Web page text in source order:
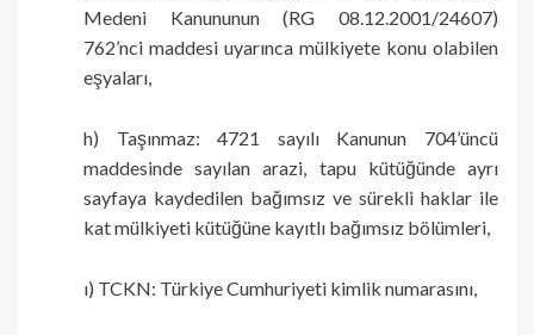
Medeni Kanununun (RG 08.12.2001/24607)
762’nci maddesi uyarınca mülkiyete konu olabilen
eşyaları,
h) Taşınmaz: 4721 sayılı Kanunun 704’üncü
maddesinde sayılan arazi, tapu kütüğünde ayrı
sayfaya kaydedilen bağımsız ve sürekli haklar ile
kat mülkiyeti kütüğüne kayıtlı bağımsız bölümleri,
ı) TCKN: Türkiye Cumhuriyeti kimlik numarasını,